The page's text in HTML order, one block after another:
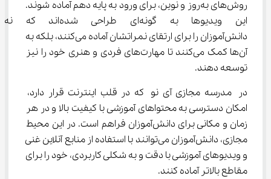
روش‌های به‌روز و نوین، برای ورود به پایه دهم آماده شوند.
این ویدیوها به گونه‌ای طراحی
دانش‌آموزان را برای ارتقای نمراتشان آماده می‌کنند، بلکه به
آن‌ها کمک می‌کنند تا مهارت‌های فردی و هنری خود را نیز
توسعه دهند.
در مدرسه مجازی آی‌ نو که در قلب اینترنت قرار دارد،
امکان دسترسی به محتواهای آموزشی با کیفیت بالا و در هر
زمان و مکانی برای دانش‌آموزان فراهم است. در این محیط
مجازی، دانش‌آموزان می‌توانند با استفاده از منابع آنلاین غنی
و ویدیوهای آموزشی با دقت و به شکلی کاربردی، خود را برای
مقاطع بالاتر آماده کنند.